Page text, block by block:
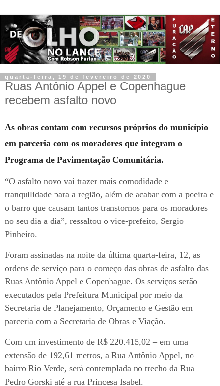
quarta-feira, 19 de fevereiro de 2020
Ruas Antônio Appel e Copenhague
recebem asfalto novo
As obras contam com recursos próprios do município
em parceria com os moradores que integram o
Programa de Pavimentação Comunitária.
“O asfalto novo vai trazer mais comodidade e
tranquilidade para a região, além de acabar com a poeira e
o barro que causam tantos transtornos para os moradores
no seu dia a dia”, ressaltou o vice-prefeito, Sergio
Pinheiro.
Foram assinadas na noite da última quarta-feira, 12, as
ordens de serviço para o começo das obras de asfalto das
Ruas Antônio Appel e Copenhague. Os serviços serão
executados pela Prefeitura Municipal por meio da
Secretaria de Planejamento, Orçamento e Gestão em
parceria com a Secretaria de Obras e Viação.
Com um investimento de R$ 220.415,02 – em uma
extensão de 192,61 metros, a Rua Antônio Appel, no
bairro Rio Verde, será contemplada no trecho da Rua
Pedro Gorski até a rua Princesa Isabel.